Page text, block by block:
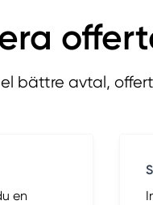
bättre avtal,
en